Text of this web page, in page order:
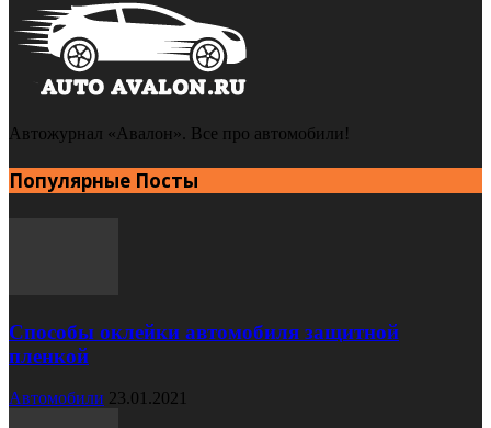
Автожурнал «Авалон». Все про автомобили!
Популярные Посты
Способы оклейки автомобиля защитной
пленкой
Автомобили 23.01.2021